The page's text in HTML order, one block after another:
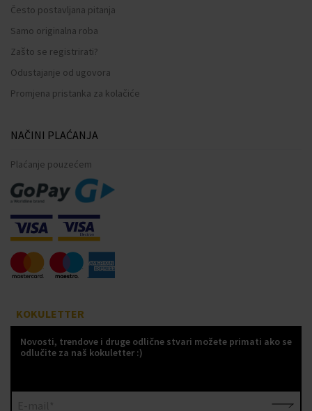
Često postavljana pitanja
Samo originalna roba
Zašto se registrirati?
Odustajanje od ugovora
Promjena pristanka za kolačiće
NAČINI PLAĆANJA
Plaćanje pouzećem
KOKULETTER
Novosti, trendove i druge odlične stvari možete primati ako se
odlučite za naš kokuletter :)